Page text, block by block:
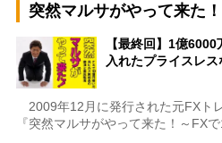
突然マルサがやって来た！
【最終回】1億
入れたプライスレ
2009年12月に発行された元FXト
『突然マルサがやって来た！～FX